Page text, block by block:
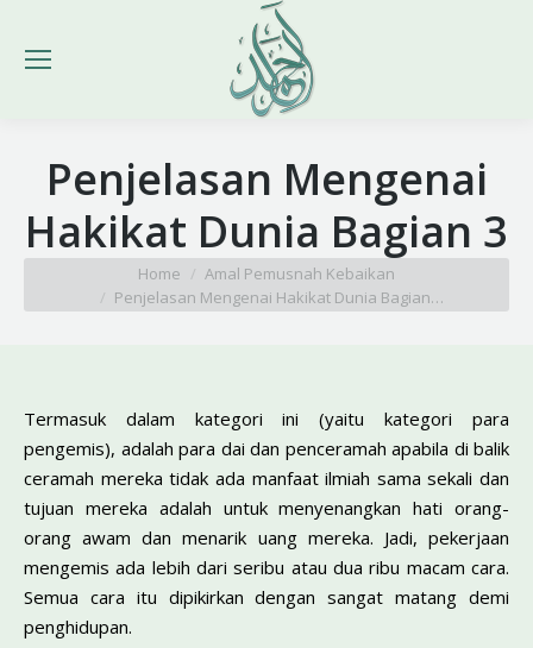
Penjelasan Mengenai
Hakikat Dunia Bagian 3
Home
Amal Pemusnah Kebaikan
Penjelasan Mengenai Hakikat Dunia Bagian…
Termasuk dalam kategori ini (yaitu kategori para
pengemis), adalah para dai dan penceramah apabila di balik
ceramah mereka tidak ada manfaat ilmiah sama sekali dan
tujuan mereka adalah untuk menyenangkan hati orang-
orang awam dan menarik uang mereka. Jadi, pekerjaan
mengemis ada lebih dari seribu atau dua ribu macam cara.
Semua cara itu dipikirkan dengan sangat matang demi
penghidupan.